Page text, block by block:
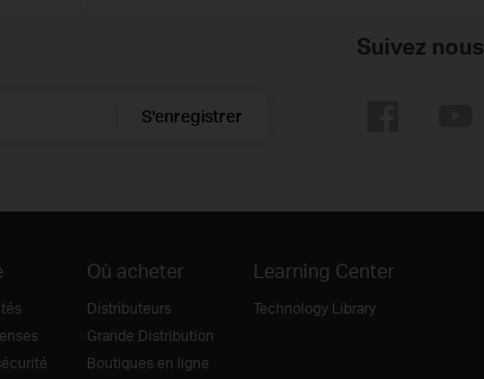
S'enregistrer
Suivez nous
Où acheter
Distributeurs
Grande Distribution
Boutiques en ligne
Learning Center
Technology Library